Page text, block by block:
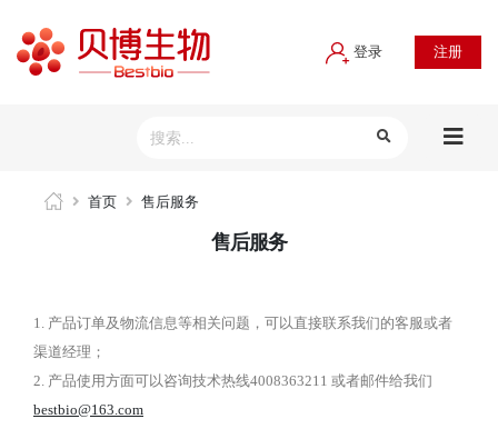
登录 注册
首页 售后服务
售后服务
1. 产品订单及物流信息等相关问题，可以直接联系我们的客服或者
渠道经理；
2. 产品使用方面可以咨询技术热线4008363211 或者邮件给我们
bestbio@163.com